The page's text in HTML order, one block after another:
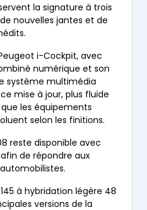
la signature à trois
nouvelles jantes et de
i-Cockpit, avec
numérique et son
système multimédia
mise à jour, plus fluide
les équipements
selon les finitions.
reste disponible avec
de répondre aux
à hybridation légère 48
versions de la